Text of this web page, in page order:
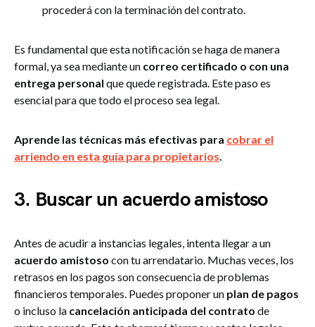
procederá con la terminación del contrato.
Es fundamental que esta notificación se haga de manera
formal, ya sea mediante un correo certificado o con una
entrega personal que quede registrada. Este paso es
esencial para que todo el proceso sea legal.
Aprende las técnicas más efectivas para cobrar el
arriendo en esta guía para propietarios.
3. Buscar un acuerdo amistoso
Antes de acudir a instancias legales, intenta llegar a un
acuerdo amistoso con tu arrendatario. Muchas veces, los
retrasos en los pagos son consecuencia de problemas
financieros temporales. Puedes proponer un plan de pagos
o incluso la cancelación anticipada del contrato de